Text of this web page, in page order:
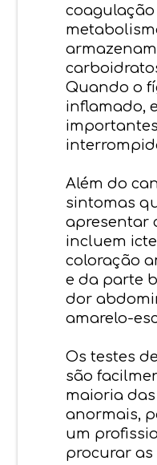
Quando o
inflamado,
Além do
sintomas
apresentar
incluem
coloração
e da parte
dor
amarelo-
Os testes
são
maioria
anormais,
um
procurar as